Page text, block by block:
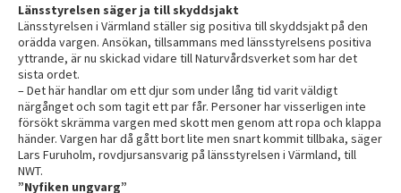
Länsstyrelsen säger ja till skyddsjakt
Länsstyrelsen i Värmland ställer sig positiva till skyddsjakt på den
orädda vargen. Ansökan, tillsammans med länsstyrelsens positiva
yttrande, är nu skickad vidare till Naturvårdsverket som har det
sista ordet.
– Det här handlar om ett djur som under lång tid varit väldigt
närgånget och som tagit ett par får. Personer har visserligen inte
försökt skrämma vargen med skott men genom att ropa och klappa
händer. Vargen har då gått bort lite men snart kommit tillbaka, säger
Lars Furuholm, rovdjursansvarig på länsstyrelsen i Värmland, till
NWT.
”Nyfiken ungvarg”